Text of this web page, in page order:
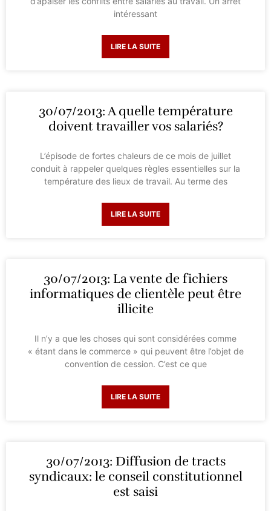
intéressant
LIRE LA SUITE
30/07/2013: A quelle température
doivent travailler vos salariés?
L’épisode de fortes chaleurs de ce mois de juillet
conduit à rappeler quelques règles essentielles sur la
température des lieux de travail. Au terme des
LIRE LA SUITE
30/07/2013: La vente de fichiers
informatiques de clientèle peut être
illicite
Il n’y a que les choses qui sont considérées comme
« étant dans le commerce » qui peuvent être l’objet de
convention de cession. C’est ce que
LIRE LA SUITE
30/07/2013: Diffusion de tracts
syndicaux: le conseil constitutionnel
est saisi